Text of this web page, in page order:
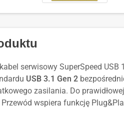
serwisowy SuperSpeed
USB 3.1 Gen 2
zasilania. Do
wspiera funkcję